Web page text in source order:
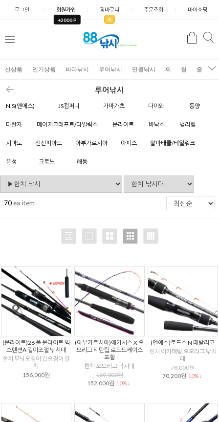
로그인 회원가입
+2000 P
장바구니
0
주문조회 마이쇼핑
검
신상품 인기상품 바다낚시 루어낚시 민물낚시 찌 릴 줄
루어낚시
N.S(엔에스) JS컴퍼니 가마가츠 다이와 동양
마탄자 메이저크래프트/타일릭스 문라이트 바낙스 밸리힐
시마노 신신피아트 아부가르시아 아피스 알파태클/테일워크
은성 크로노 해동
70ea item
(문라이트)26 풀 문라이트 익
스텐션A 길이조절 낚시대
한치 무늬오징어 갑오징어 갈
치
156,000원
(아부가르시아)에기시스 X 오
모리그 티탄팁 로드드케이스
포함
한치 오모리그 낚시대
169,000원
152,000원 10% ↓
(엔에스)로드스 N 메탈리코
한치 이카메탈 오모리그 낚시
대
78,000원
70,200원 10% ↓